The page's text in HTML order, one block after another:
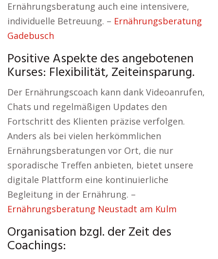
Ernährungsberatung auch eine intensivere,
individuelle Betreuung. – Ernährungsberatung
Gadebusch
Positive Aspekte des angebotenen
Kurses: Flexibilität, Zeiteinsparung.
Der Ernährungscoach kann dank Videoanrufen,
Chats und regelmäßigen Updates den
Fortschritt des Klienten präzise verfolgen.
Anders als bei vielen herkömmlichen
Ernährungsberatungen vor Ort, die nur
sporadische Treffen anbieten, bietet unsere
digitale Plattform eine kontinuierliche
Begleitung in der Ernährung. –
Ernährungsberatung Neustadt am Kulm
Organisation bzgl. der Zeit des
Coachings: